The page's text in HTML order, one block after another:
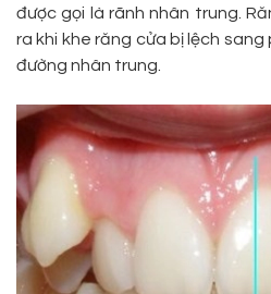
được gọi là rãnh nhân trung.
ra khi khe răng cửa bị lệch
đường nhân trung.